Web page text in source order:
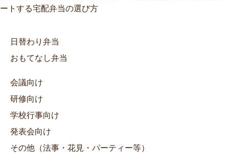
ートする宅配弁当の選び方
日替わり弁当
おもてなし弁当
会議向け
研修向け
学校行事向け
発表会向け
その他（法事・花見・パーティー等）